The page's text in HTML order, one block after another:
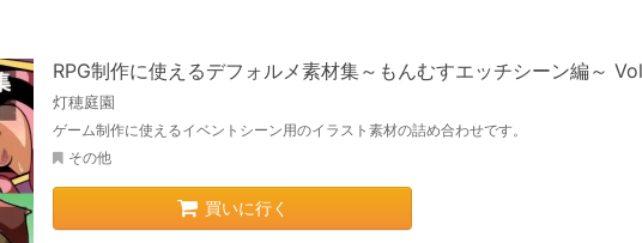
RPG制作に使えるデフォルメ素材集～もんむすエッチシーン編～
灯穂庭園
ゲーム制作に使えるイベントシーン用のイラスト素材の詰め合わせです。
その他
買いに行く